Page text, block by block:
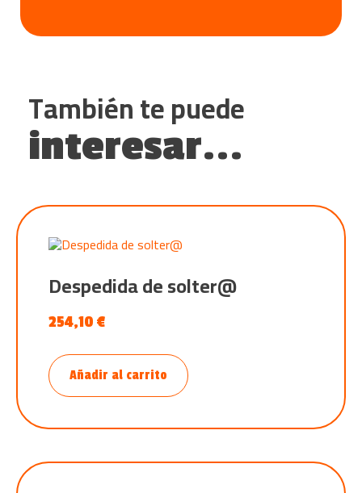
También te puede
interesar...
Despedida de solter@
254,10 €
Añadir al carrito